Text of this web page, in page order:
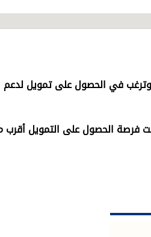
في الحصول على تمويل لدعم
فرصة الحصول على التمويل